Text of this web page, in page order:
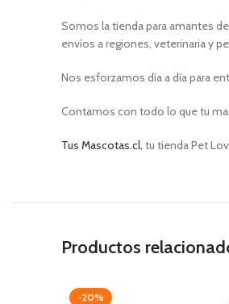
Somos la tienda para amantes
envíos a regiones, veterinaria y
Nos esforzamos día a día para
Contamos con todo lo que tu
Tus Mascotas.cl, tu tienda Pet
Productos
-20%